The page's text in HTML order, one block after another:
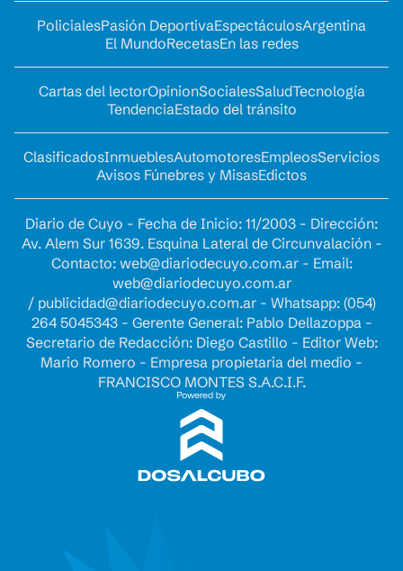
PolicialesPasión DeportivaEspectáculosArgentina
El MundoRecetasEn las redes
Cartas del lectorOpinionSocialesSaludTecnología
TendenciaEstado del tránsito
ClasificadosInmueblesAutomotoresEmpleosServicios
Avisos Fúnebres y MisasEdictos
Diario de Cuyo - Fecha de Inicio: 11/2003 - Dirección:
Av. Alem Sur 1639. Esquina Lateral de Circunvalación -
Contacto: web@diariodecuyo.com.ar- Email:
web@diariodecuyo.com.ar
/ publicidad@diariodecuyo.com.ar- Whatsapp: (054)
264 5045343 - Gerente General: Pablo Dellazoppa -
Secretario de Redacción: Diego Castillo - Editor Web:
Mario Romero - Empresa propietaria del medio -
FRANCISCO MONTES S.A.C.I.F.